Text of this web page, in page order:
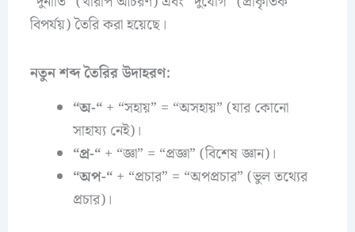
বিপর্যয়) তৈরি করা হয়েছে।
নতুন শব্দ তৈরির উদাহরণ:
“অ-“+ “সহায়” = “অসহায়” (যার কোনো
সাহায্য নেই)।
“প্র-“+ “জ্ঞা” = “প্রজ্ঞা” (বিশেষ জ্ঞান)।
“অপ-“+ “প্রচার” = “অপপ্রচার” (ভুল তথ্যের
প্রচার)।